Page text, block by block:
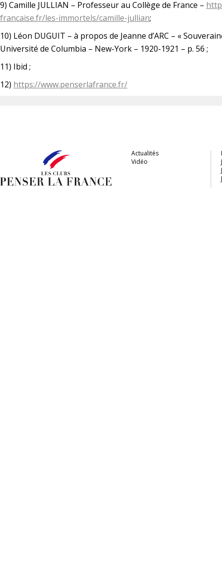
9) Camille JULLIAN – Professeur au Collège de France –
francaise.fr/les-immortels/camille-jullian;
10) Léon DUGUIT – à propos de Jeanne d’ARC – «
Université de Columbia – New-York – 1920-1921 – p. 56 ;
11) Ibid ;
12) https://www.penserlafrance.fr/
Actualités
Vidéo